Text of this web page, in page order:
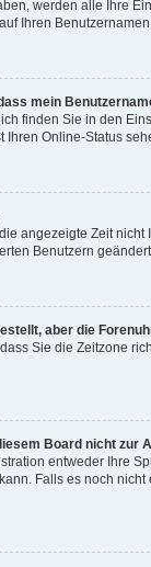
werden alle Ihre
Ihren
mein
finden Sie in den
Ihren Online-Status
angezeigte Zeit
Benutzern
aber die
Sie die Zeitzone
Board nicht zur
entweder Ihre
Falls es noch